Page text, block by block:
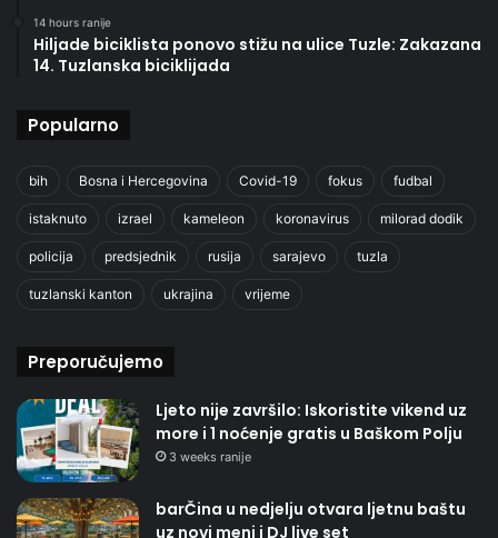
14 hours ranije
Hiljade biciklista ponovo stižu na ulice Tuzle: Zakazana
14. Tuzlanska biciklijada
Popularno
bih Bosna i Hercegovina Covid-19 fokus fudbal
istaknuto izrael kameleon koronavirus milorad dodik
policija predsjednik rusija sarajevo tuzla
tuzlanski kanton ukrajina vrijeme
Preporučujemo
Ljeto nije završilo: Iskoristite vikend uz
more i 1 noćenje gratis u Baškom Polju
3 weeks ranije
barČina u nedjelju otvara ljetnu baštu
uz novi meni i DJ live set